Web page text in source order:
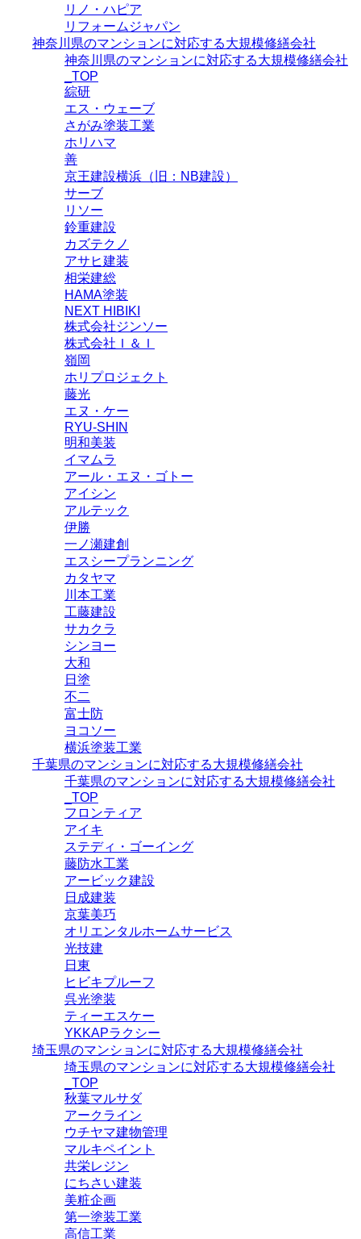
リノ・ハピア
リフォームジャパン
神奈川県のマンションに対応する大規模修繕会社
神奈川県のマンションに対応する大規模修繕会社
_TOP
綜研
エス・ウェーブ
さがみ塗装工業
ホリハマ
善
京王建設横浜（旧：NB建設）
サーブ
リソー
鈴重建設
カズテクノ
アサヒ建装
相栄建総
HAMA塗装
NEXT HIBIKI
株式会社ジンソー
株式会社Ｉ＆Ｉ
嶺岡
ホリプロジェクト
藤光
エヌ・ケー
RYU-SHIN
明和美装
イマムラ
アール・エヌ・ゴトー
アイシン
アルテック
伊勝
一ノ瀬建創
エスシープランニング
カタヤマ
川本工業
工藤建設
サカクラ
シンヨー
大和
日塗
不二
富士防
ヨコソー
横浜塗装工業
千葉県のマンションに対応する大規模修繕会社
千葉県のマンションに対応する大規模修繕会社
_TOP
フロンティア
アイキ
ステディ・ゴーイング
藤防水工業
アービック建設
日成建装
京葉美巧
オリエンタルホームサービス
光技建
日東
ヒビキプルーフ
呉光塗装
ティーエスケー
YKKAPラクシー
埼玉県のマンションに対応する大規模修繕会社
埼玉県のマンションに対応する大規模修繕会社
_TOP
秋葉マルサダ
アークライン
ウチヤマ建物管理
マルキペイント
共栄レジン
にちさい建装
美粧企画
第一塗装工業
高信工業